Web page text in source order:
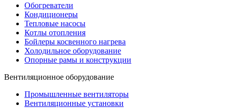
Обогреватели
Кондиционеры
Тепловые насосы
Котлы отопления
Бойлеры косвенного нагрева
Холодильное оборудование
Опорные рамы и конструкции
Вентиляционное оборудование
Промышленные вентиляторы
Вентиляционные установки